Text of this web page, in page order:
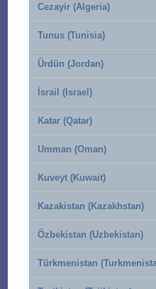
Cezayir (Algeria)
Tunus (Tunisia)
Ürdün (Jordan)
İsrail (Israel)
Katar (Qatar)
Umman (Oman)
Kuveyt (Kuwait)
Kazakistan (Kazakhstan)
Özbekistan (Uzbekistan)
Türkmenistan